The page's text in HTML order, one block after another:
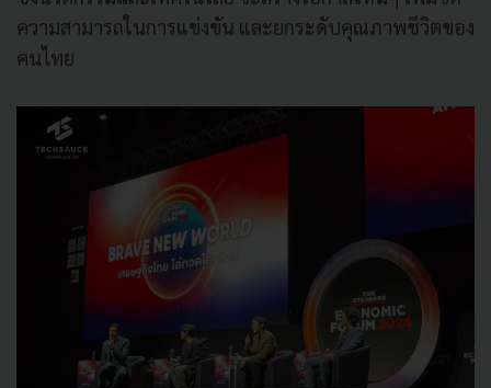
ความสามารถในการแข่งขัน และยกระดับคุณภาพชีวิตของ
คนไทย